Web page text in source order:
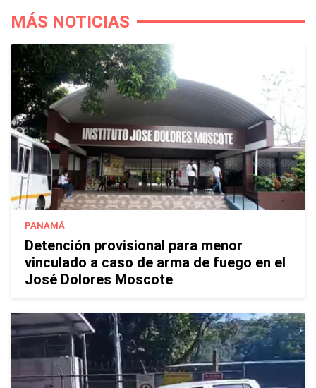
MÁS NOTICIAS
PANAMÁ
Detención provisional para menor
vinculado a caso de arma de fuego en el
José Dolores Moscote